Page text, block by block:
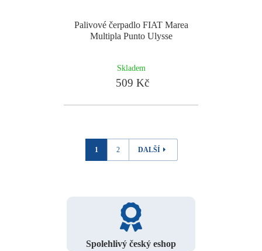
Palivové čerpadlo FIAT Marea
Multipla Punto Ulysse
Skladem
509 Kč
1 2 DALŠÍ
Spolehlivý český eshop